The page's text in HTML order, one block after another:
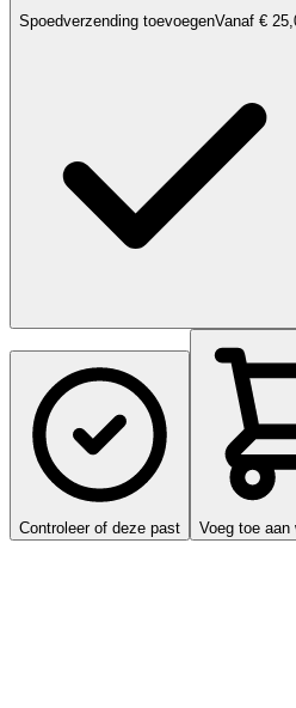
Spoedverzending toevoegenVanaf €
Controleer of deze past Voeg toe aan